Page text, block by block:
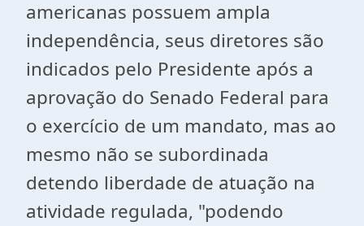
americanas possuem ampla
independência, seus diretores são
indicados pelo Presidente após a
aprovação do Senado Federal para
o exercício de um mandato, mas ao
mesmo não se subordinada
detendo liberdade de atuação na
atividade regulada, "podendo